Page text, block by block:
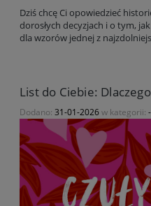
Dziś chcę Ci opowiedzieć
dorosłych decyzjach i o tym,
dla wzorów jednej z
List do Ciebie:
Dodano: 31-01-2026w kategorii: -